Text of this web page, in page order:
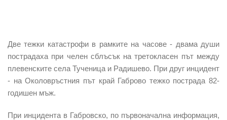
Две тежки катастрофи в рамките на часове - двама души
пострадаха при челен сблъсък на третокласен път между
плевенските села Тученица и Радишево. При друг инцидент
- на Околовръстния път край Габрово тежко пострада 82-
годишен мъж.
При инцидента в Габровско, по първоначална информация,